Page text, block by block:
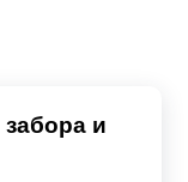
забора и